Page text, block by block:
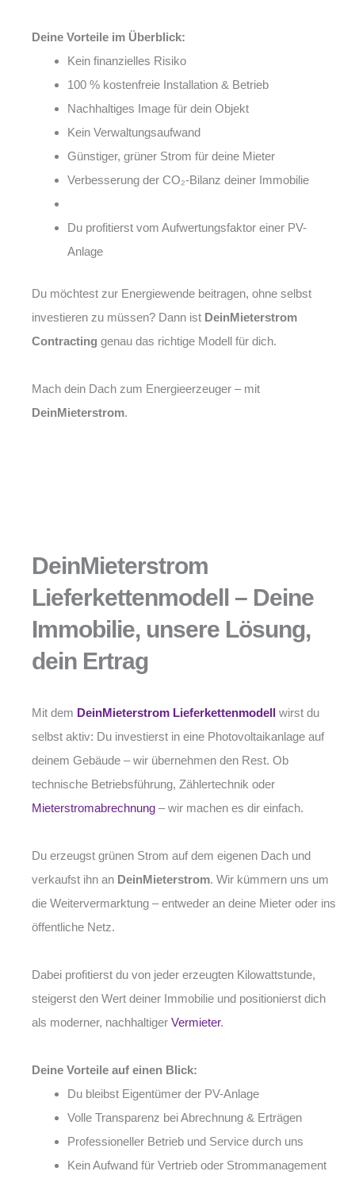
Deine Vorteile im Überblick:
Kein finanzielles Risiko
100 % kostenfreie Installation & Betrieb
Nachhaltiges Image für dein Objekt
Kein Verwaltungsaufwand
Günstiger, grüner Strom für deine Mieter
Verbesserung der CO₂-Bilanz deiner Immobilie
Du profitierst vom Aufwertungsfaktor einer PV-
Anlage
Du möchtest zur Energiewende beitragen, ohne selbst
investieren zu müssen? Dann ist DeinMieterstrom
Contracting genau das richtige Modell für dich.
Mach dein Dach zum Energieerzeuger – mit
DeinMieterstrom.
DeinMieterstrom
Lieferkettenmodell – Deine
Immobilie, unsere Lösung,
dein Ertrag
Mit dem DeinMieterstrom Lieferkettenmodell wirst du
selbst aktiv: Du investierst in eine Photovoltaikanlage auf
deinem Gebäude – wir übernehmen den Rest. Ob
technische Betriebsführung, Zählertechnik oder
Mieterstromabrechnung – wir machen es dir einfach.
Du erzeugst grünen Strom auf dem eigenen Dach und
verkaufst ihn an DeinMieterstrom. Wir kümmern uns um
die Weitervermarktung – entweder an deine Mieter oder ins
öffentliche Netz.
Dabei profitierst du von jeder erzeugten Kilowattstunde,
steigerst den Wert deiner Immobilie und positionierst dich
als moderner, nachhaltiger Vermieter.
Deine Vorteile auf einen Blick:
Du bleibst Eigentümer der PV-Anlage
Volle Transparenz bei Abrechnung & Erträgen
Professioneller Betrieb und Service durch uns
Kein Aufwand für Vertrieb oder Strommanagement